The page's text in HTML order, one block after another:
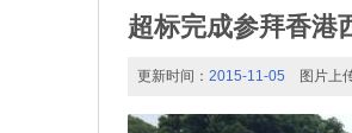
超标完成参拜香港
更新时间： 2015-11-05 图片上